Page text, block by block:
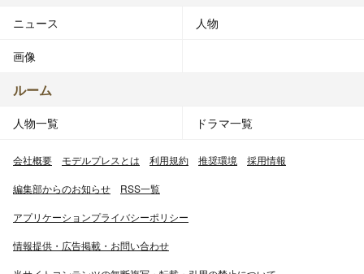
ニュース 人物
画像
ルーム
人物一覧 ドラマ一覧
会社概要 モデルプレスとは 利用規約 推奨環境 採用情報
編集部からのお知らせ RSS一覧
アプリケーションプライバシーポリシー
情報提供・広告掲載・お問い合わせ